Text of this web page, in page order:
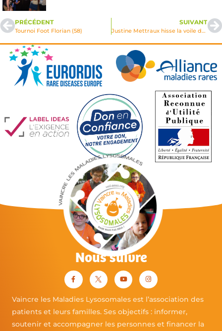
PRÉCÉDENT
Tournoi Foot Florian (58)
SUIVANT
Justine Mettraux hisse la voile des maladies lysosomales
Nous suivre
Vaincre les Maladies Lysosomales est l’association des
patients et leurs familles. Ses objectifs : informer,
soutenir et accompagner les personnes et financer la